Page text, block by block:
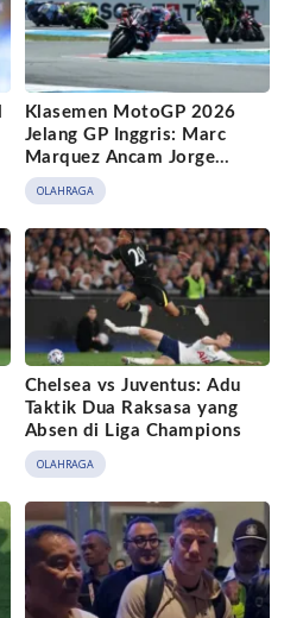
Klasemen MotoGP 2026
Jelang GP Inggris: Marc
Marquez Ancam Jorge
Martin
OLAHRAGA
Chelsea vs Juventus: Adu
Taktik Dua Raksasa yang
Absen di Liga Champions
OLAHRAGA